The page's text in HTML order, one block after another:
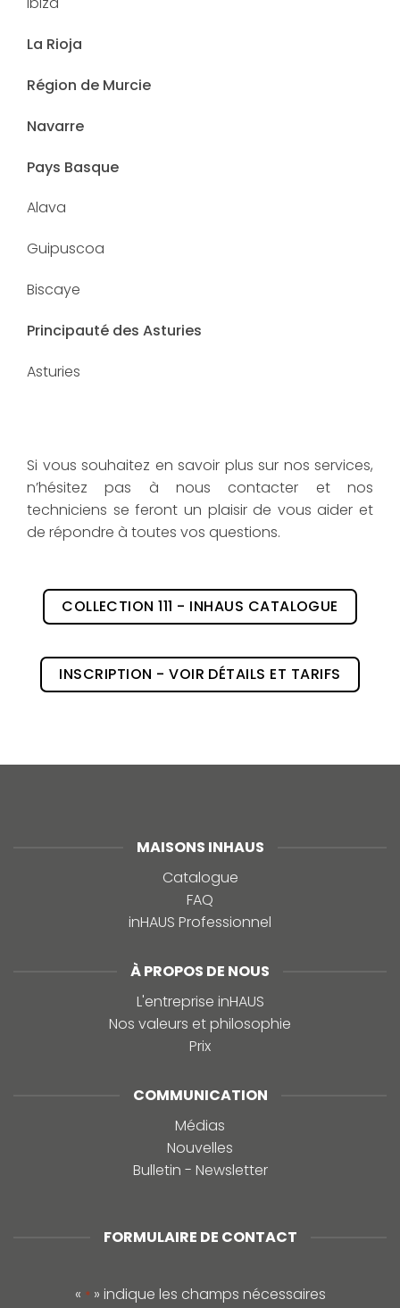
La Rioja
Région de Murcie
Navarre
Pays Basque
Alava
Guipuscoa
Biscaye
Principauté des Asturies
Asturies
Si vous souhaitez en savoir plus sur nos services,
n’hésitez pas à nous contacter et nos
techniciens se feront un plaisir de vous aider et
de répondre à toutes vos questions.
COLLECTION 111 - INHAUS CATALOGUE
INSCRIPTION - VOIR DÉTAILS ET TARIFS
MAISONS INHAUS
Catalogue
FAQ
inHAUS Professionnel
À PROPOS DE NOUS
L'entreprise inHAUS
Nos valeurs et philosophie
Prix
COMMUNICATION
Médias
Nouvelles
Bulletin - Newsletter
FORMULAIRE DE CONTACT
« *» indique les champs nécessaires